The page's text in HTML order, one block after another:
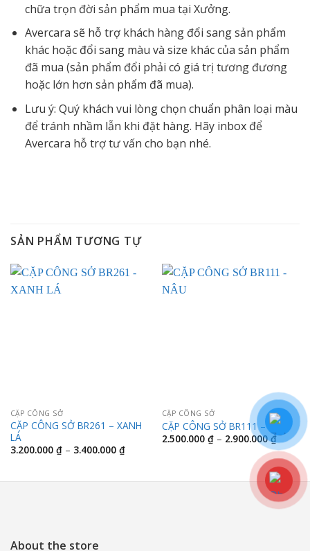
chữa trọn đời sản phẩm mua tại Xưởng.
Avercara sẽ hỗ trợ khách hàng đổi sang sản phẩm
khác hoặc đổi sang màu và size khác của sản phẩm
đã mua (sản phẩm đổi phải có giá trị tương đương
hoặc lớn hơn sản phẩm đã mua).
Lưu ý: Quý khách vui lòng chọn chuẩn phân loại màu
để tránh nhầm lẫn khi đặt hàng. Hãy inbox để
Avercara hỗ trợ tư vấn cho bạn nhé.
SẢN PHẨM TƯƠNG TỰ
CẶP CÔNG SỞ
CẶP CÔNG SỞ BR261 – XANH
LÁ
3.200.000 ₫ – 3.400.000 ₫Khoảng
giá:
đến
CẶP CÔNG SỞ
CẶP CÔNG SỞ BR111 – NÂU
2.500.000 ₫ – 2.900.000₫Khoảng
giá:
từ
đến
About the store